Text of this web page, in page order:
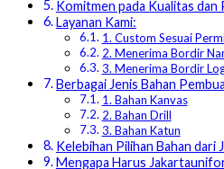
Komitmen pada Kualitas dan
Layanan Kami:
1. Custom Sesuai
2. Menerima Bordir
3. Menerima Bordir
Berbagai Jenis Bahan
1. Bahan Kanvas
2. Bahan Drill
3. Bahan Katun
Kelebihan Pilihan Bahan dari
Mengapa Harus